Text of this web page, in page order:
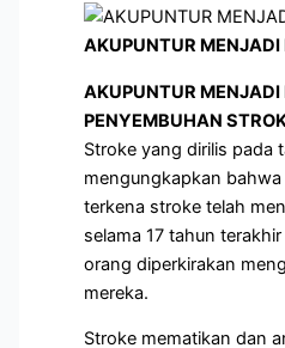
AKUPUNTUR
AKUPUNTUR
PENYEMBUHAN
Stroke yang dirilis pada
mengungkapkan
terkena stroke telah
selama 17 tahun
orang diperkirakan
mereka.
Stroke mematikan dan